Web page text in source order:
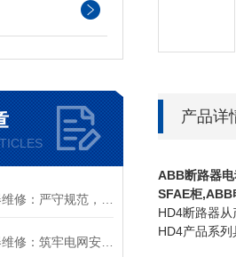
产品详
ABB断路器
SFAE柜,ABB
HD4断路器
HD4产品系